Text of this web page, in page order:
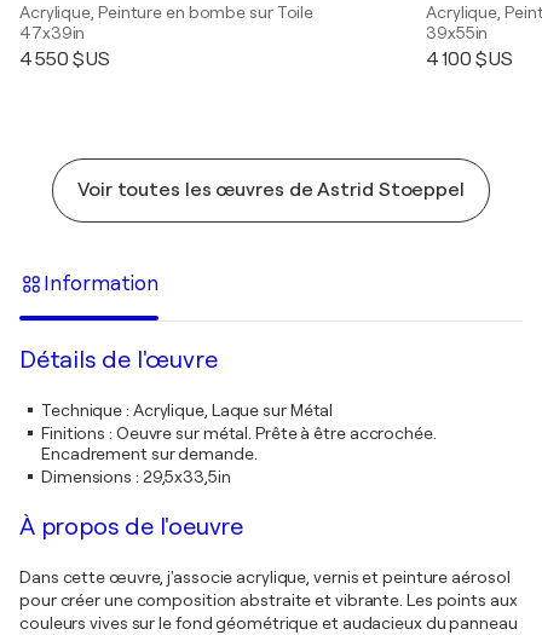
Acrylique, Peinture en bombe sur Toile
47x39in
4 550 $US
Acrylique,
39x55in
4 100 $US
Voir toutes les œuvres de Astrid Stoeppel
Information
Détails de l'œuvre
Technique: Acrylique, Laque sur Métal
Finitions : Oeuvre sur métal. Prête à être accrochée.
Encadrement sur demande.
Dimensions : 29,5x33,5in
À propos de l'oeuvre
Dans cette œuvre, j'associe acrylique, vernis et peinture aérosol
pour créer une composition abstraite et vibrante. Les points aux
couleurs vives sur le fond géométrique et audacieux du panneau